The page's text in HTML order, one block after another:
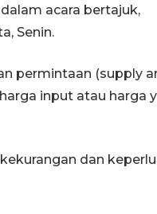
acara bertajuk,
Senin.
permintaan (supply
input atau harga
dan